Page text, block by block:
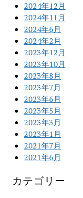
2024年12月
2024年11月
2024年6月
2024年2月
2023年12月
2023年10月
2023年8月
2023年7月
2023年6月
2023年5月
2023年3月
2023年1月
2021年7月
2021年6月
カテゴリー